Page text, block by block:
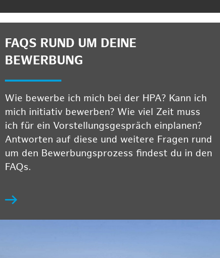
FAQS RUND UM DEINE
BEWERBUNG
Wie bewerbe ich mich bei der HPA? Kann ich
mich initiativ bewerben? Wie viel Zeit muss
ich für ein Vorstellungsgespräch einplanen?
Antworten auf diese und weitere Fragen rund
um den Bewerbungsprozess findest du in den
FAQs.